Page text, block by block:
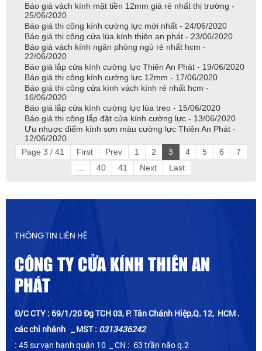
Báo giá vách kính mặt tiền 12mm giá rẻ nhất thị trường -
25/06/2020
Báo giá thi công kính cường lực mới nhất - 24/06/2020
Báo giá thi công cửa lùa kính thiên an phát - 23/06/2020
Báo giá vách kính ngăn phòng ngủ rẻ nhất hcm -
22/06/2020
Báo giá lắp cửa kính cường lực Thiên An Phát - 19/06/2020
Báo giá thi công kính cường lực 12mm - 17/06/2020
Báo giá thi công cửa kính vách kính rẻ nhất hcm -
16/06/2020
Báo giá lắp cửa kính cường lực lùa treo - 15/06/2020
Báo giá thi công lắp đặt cửa kính cường lực - 13/06/2020
Ưu nhược điểm kính sơn màu cường lực Thiên An Phát -
12/06/2020
Page 3 / 41
First Prev 1 2 3 4 5 6
7
40 41 Next Last
THÔNG TIN LIÊN HỆ
CÔNG TY CỬA KÍNH THIÊN AN
PHÁT
Đ/C CTY : 69/1/20 Đg TCH 03, P. Tân Chánh Hiệp,Q. 12, HCM .
các chi nhánh _ MST : 0313436242
: 45 sư vạn hạnh quận 10 _ CN : 63 trần não q.2